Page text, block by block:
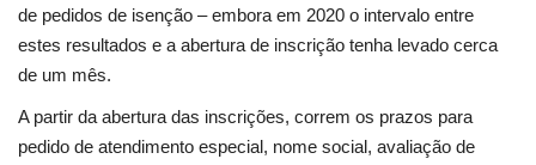
de pedidos de isenção – embora em 2020 o intervalo entre
estes resultados e a abertura de inscrição tenha levado cerca
de um mês.
A partir da abertura das inscrições, correm os prazos para
pedido de atendimento especial, nome social, avaliação de